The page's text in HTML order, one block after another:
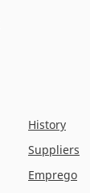
History
Suppliers
Emprego